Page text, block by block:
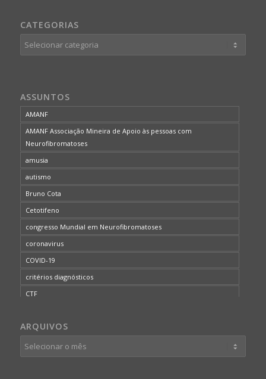
CATEGORIAS
Categorias
ASSUNTOS
AMANF
AMANF Associação Mineira de Apoio às pessoas com
Neurofibromatoses
amusia
autismo
Bruno Cota
Cetotifeno
congresso Mundial em Neurofibromatoses
coronavirus
COVID-19
critérios diagnósticos
CTF
desordem do processamento auditivo
diagnóstico
dificuldades cognitivas
ARQUIVOS